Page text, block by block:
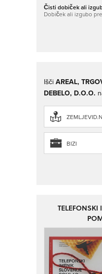
Čisti dobiček ali
Dobiček ali izgubo
IščiAREAL,
DEBELO, D.O.O.
BIZI